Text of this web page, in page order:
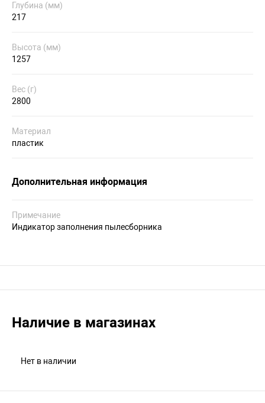
Глубина (мм)
217
Высота (мм)
1257
Вес (г)
2800
Материал
пластик
Дополнительная информация
Примечание
Индикатор заполнения пылесборника
Наличие в магазинах
Нет в наличии